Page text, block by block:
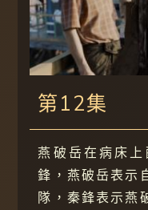
第12集
燕破岳在病床
鋒，燕破岳表示
隊，秦鋒表示燕